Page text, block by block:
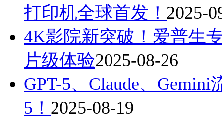
打印机全球首发！ 2025-
4K影院新突破！爱普生
片级体验2025-08-26
GPT-5、Claude、
5！ 2025-08-19